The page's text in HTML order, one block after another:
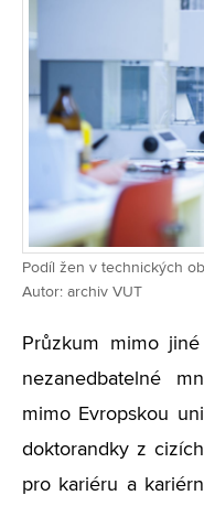
Podíl žen v technických
Autor: archiv VUT
Průzkum mimo
nezanedbatelné
mimo Evropskou
doktorandky z
pro kariéru a